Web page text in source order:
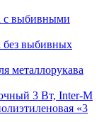
с выбивными
без выбивных
металлорукава
3 Вт, Inter-M
«3